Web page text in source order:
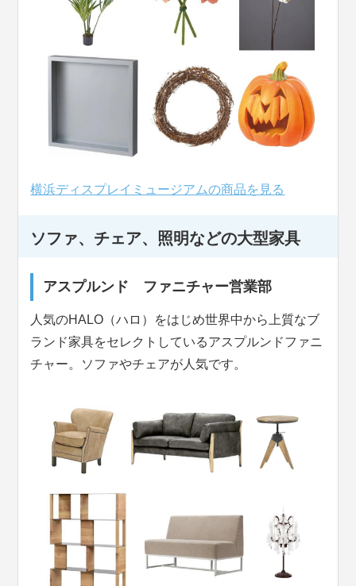
横浜ディスプレイミュージアムの商品を見る
ソファ、チェア、照明などの大型家具
アスプルンド ファニチャー営業部
人気のHALO（ハロ）をはじめ世界中から上質なブ
ランド家具をセレクトしているアスプルンドファニ
チャー。ソファやチェアが人気です。